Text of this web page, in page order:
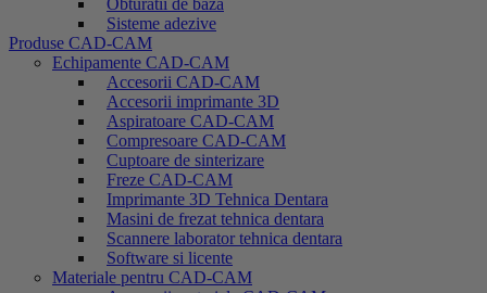
Obturatii de baza
Sisteme adezive
Produse CAD-CAM
Echipamente CAD-CAM
Accesorii CAD-CAM
Accesorii imprimante 3D
Aspiratoare CAD-CAM
Compresoare CAD-CAM
Cuptoare de sinterizare
Freze CAD-CAM
Imprimante 3D Tehnica Dentara
Masini de frezat tehnica dentara
Scannere laborator tehnica dentara
Software si licente
Materiale pentru CAD-CAM